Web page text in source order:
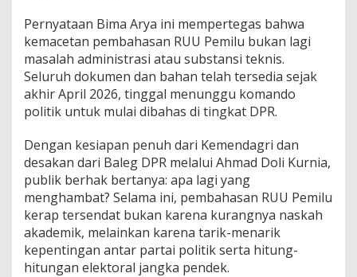
Pernyataan Bima Arya ini mempertegas bahwa
kemacetan pembahasan RUU Pemilu bukan lagi
masalah administrasi atau substansi teknis.
Seluruh dokumen dan bahan telah tersedia sejak
akhir April 2026, tinggal menunggu komando
politik untuk mulai dibahas di tingkat DPR.
Dengan kesiapan penuh dari Kemendagri dan
desakan dari Baleg DPR melalui Ahmad Doli Kurnia,
publik berhak bertanya: apa lagi yang
menghambat? Selama ini, pembahasan RUU Pemilu
kerap tersendat bukan karena kurangnya naskah
akademik, melainkan karena tarik-menarik
kepentingan antar partai politik serta hitung-
hitungan elektoral jangka pendek.